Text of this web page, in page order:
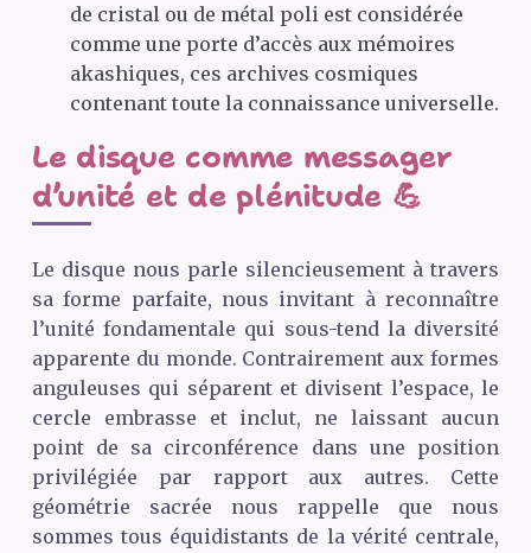
de cristal ou de métal poli est considérée
comme une porte d’accès aux mémoires
akashiques, ces archives cosmiques
contenant toute la connaissance universelle.
Le disque comme messager
d’unité et de plénitude 💪
Le disque nous parle silencieusement à travers
sa forme parfaite, nous invitant à reconnaître
l’unité fondamentale qui sous-tend la diversité
apparente du monde. Contrairement aux formes
anguleuses qui séparent et divisent l’espace, le
cercle embrasse et inclut, ne laissant aucun
point de sa circonférence dans une position
privilégiée par rapport aux autres. Cette
géométrie sacrée nous rappelle que nous
sommes tous équidistants de la vérité centrale,